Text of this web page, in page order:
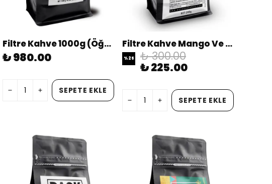
Filtre Kahve 1000g (Öğütülmüş)
₺ 980.00
SEPETE EKLE
Filtre Kahve Mango Ve Kırmızı Meyveler Aromalı 200gr
%25 ₺ 300.00
₺ 225.00
SEPETE EKLE